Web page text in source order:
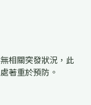
無相關突發狀況，此
處著重於預防。